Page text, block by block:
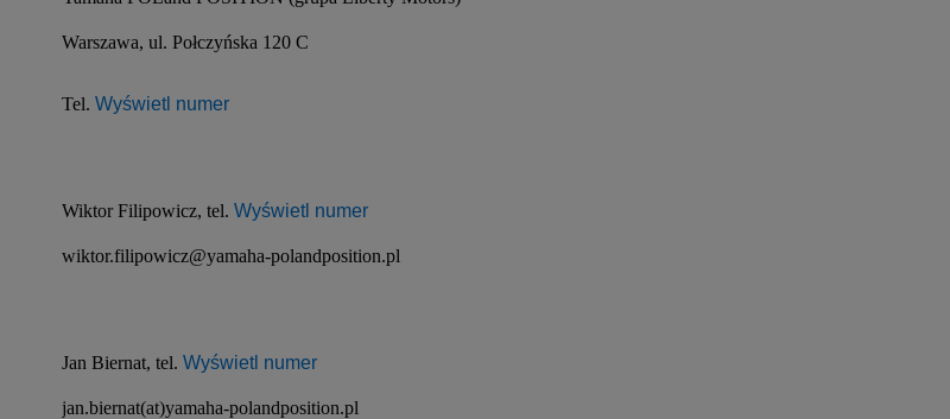
Warszawa, ul. Połczyńska 120 C
Tel. Wyświetl numer
Wiktor Filipowicz, tel. Wyświetl numer
wiktor.filipowicz@yamaha-polandposition.pl
Jan Biernat, tel. Wyświetl numer
jan.biernat(at)yamaha-polandposition.pl